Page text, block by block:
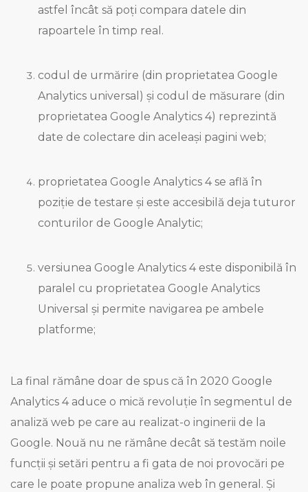
astfel încât să poți compara datele din
rapoartele în timp real.
codul de urmărire (din proprietatea Google
Analytics universal) și codul de măsurare (din
proprietatea Google Analytics 4) reprezintă
date de colectare din aceleași pagini web;
proprietatea Google Analytics 4 se află în
poziție de testare și este accesibilă deja tuturor
conturilor de Google Analytic;
versiunea Google Analytics 4 este disponibilă în
paralel cu proprietatea Google Analytics
Universal și permite navigarea pe ambele
platforme;
La final rămâne doar de spus că în 2020 Google
Analytics 4 aduce o mică revoluție în segmentul de
analiză web pe care au realizat-o inginerii de la
Google. Nouă nu ne rămâne decât să testăm noile
funcții și setări pentru a fi gata de noi provocări pe
care le poate propune analiza web în general. Și